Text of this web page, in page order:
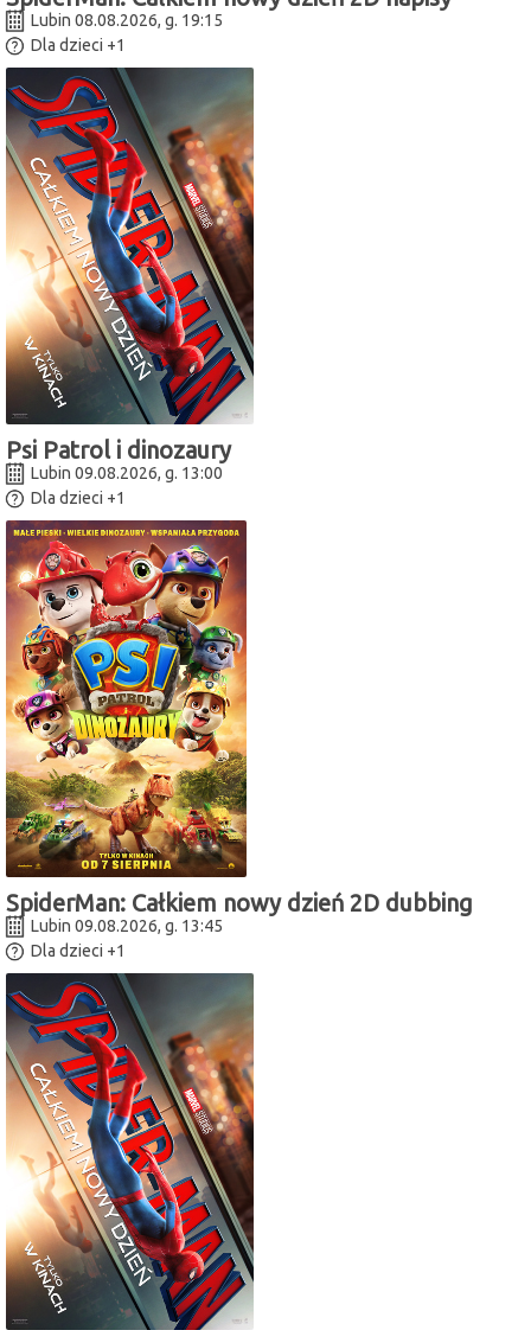
Lubin 08.08.2026, g. 19:15
Dla dzieci +1
Psi Patrol i dinozaury
Lubin 09.08.2026, g. 13:00
Dla dzieci +1
SpiderMan: Całkiem nowy dzień 2D dubbing
Lubin 09.08.2026, g. 13:45
Dla dzieci +1